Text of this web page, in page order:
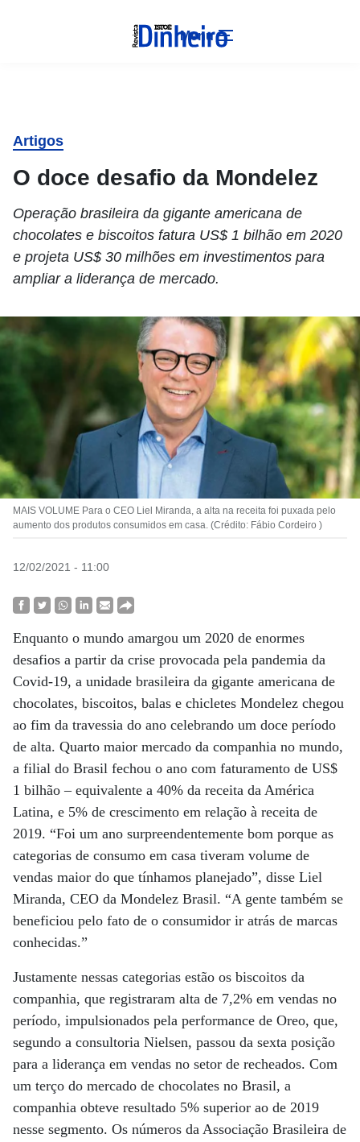
Menu
Artigos
O doce desafio da Mondelez
Operação brasileira da gigante americana de
chocolates e biscoitos fatura US$ 1 bilhão em 2020
e projeta US$ 30 milhões em investimentos para
ampliar a liderança de mercado.
MAIS VOLUME Para o CEO Liel Miranda, a alta na receita foi puxada pelo
aumento dos produtos consumidos em casa. (Crédito: Fábio Cordeiro )
12/02/2021 - 11:00
Enquanto o mundo amargou um 2020 de enormes
desafios a partir da crise provocada pela pandemia da
Covid-19, a unidade brasileira da gigante americana de
chocolates, biscoitos, balas e chicletes Mondelez chegou
ao fim da travessia do ano celebrando um doce período
de alta. Quarto maior mercado da companhia no mundo,
a filial do Brasil fechou o ano com faturamento de US$
1 bilhão – equivalente a 40% da receita da América
Latina, e 5% de crescimento em relação à receita de
2019. “Foi um ano surpreendentemente bom porque as
categorias de consumo em casa tiveram volume de
vendas maior do que tínhamos planejado”, disse Liel
Miranda, CEO da Mondelez Brasil. “A gente também se
beneficiou pelo fato de o consumidor ir atrás de marcas
conhecidas.”
Justamente nessas categorias estão os biscoitos da
companhia, que registraram alta de 7,2% em vendas no
período, impulsionados pela performance de Oreo, que,
segundo a consultoria Nielsen, passou da sexta posição
para a liderança em vendas no setor de recheados. Com
um terço do mercado de chocolates no Brasil, a
companhia obteve resultado 5% superior ao de 2019
nesse segmento. Os números da Associação Brasileira de